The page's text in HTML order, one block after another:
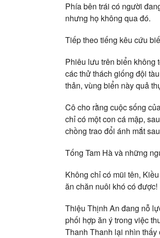
Phía bên trái có người
nhưng họ không qua đó.
Tiếp theo tiếng kêu cứu
Phiêu lưu trên biển không
các thử thách giống đội
thản, vùng biển này quả
Cô cho rằng cuộc sống
chỉ có một con cá mập,
chồng trao đổi ánh mắt
Tống Tam Hà và những
Không chỉ có mũi tên,
ăn chăn nuôi khó có được!
Thiệu Thịnh An đang nỗ
phối hợp ăn ý trong việc
Thanh Thanh lại nhìn